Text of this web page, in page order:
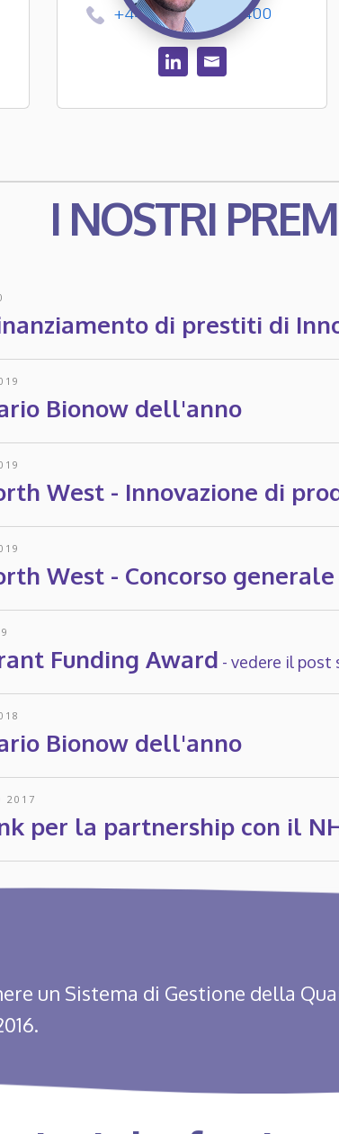
+44 (0)161 696 6400
I NOSTRI
di prestiti di
Bionow dell'anno
West - Innovazione di
West - Concorso generale
Funding Award - vedere il post
Bionow dell'anno
2017
per la partnership con il
un Sistema di Gestione della